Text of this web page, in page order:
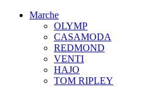
Marche
OLYMP
CASAMODA
REDMOND
VENTI
HAJO
TOM RIPLEY